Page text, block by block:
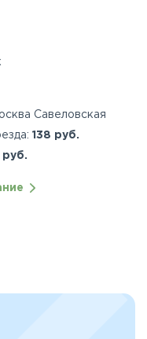
Савеловская
138 руб.
руб.